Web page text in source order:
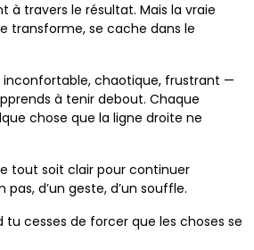
à travers le résultat. Mais la vraie
transforme, se cache dans le
inconfortable, chaotique, frustrant —
à tenir debout. Chaque
chose que la ligne droite ne
tout soit clair pour continuer
pas, d’un geste, d’un souffle.
tu cesses de forcer que les choses se